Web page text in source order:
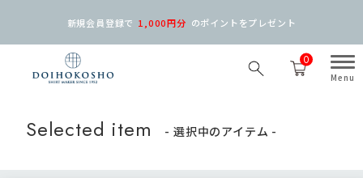
0
新規会員登録で 1,000円分 のポイントをプレゼント
Selected item - 選択中のアイテム -